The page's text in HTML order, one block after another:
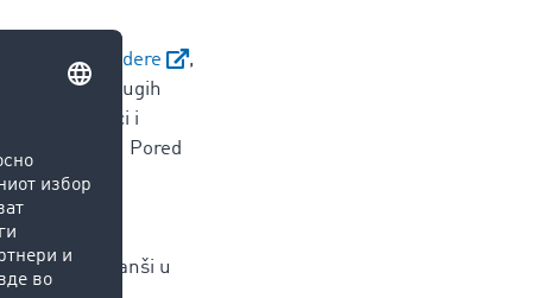
tendere
,
drugih
učenici i
za branšu. Pored
veb
a, jer one
u. Dolazeći
najbitnijih branši u